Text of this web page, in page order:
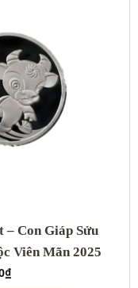
– Con Giáp Sửu
Viên Mãn 2025
₫